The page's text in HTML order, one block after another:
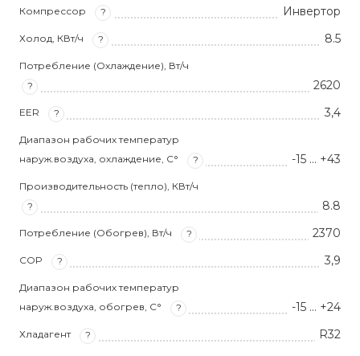
Компрессор ? Инвертор
Холод, КВт/ч ? 8.5
Потребление (Охлаждение), Вт/ч
?
2620
EER ? 3,4
Диапазон рабочих температур
наруж.воздуха, охлаждение, С°
? -15 … +43
Производительность (тепло), КВт/ч
?
8.8
Потребление (Обогрев), Вт/ч ? 2370
COP ? 3,9
Диапазон рабочих температур
наруж.воздуха, обогрев, С°
? -15 … +24
Хладагент ? R32